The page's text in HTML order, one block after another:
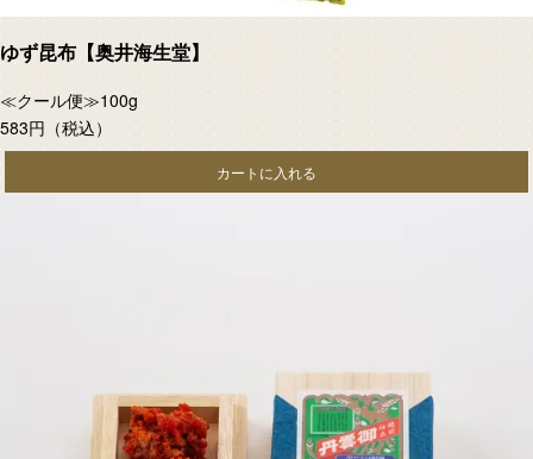
ゆず昆布【奥井海生堂】
≪クール便≫100g
583円 （税込）
カートに入れる